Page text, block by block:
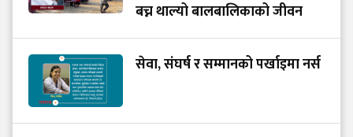
बच्न थाल्यो बालबालिकाको जीवन
सेवा, संघर्ष र सम्मानको पर्खाइमा नर्स